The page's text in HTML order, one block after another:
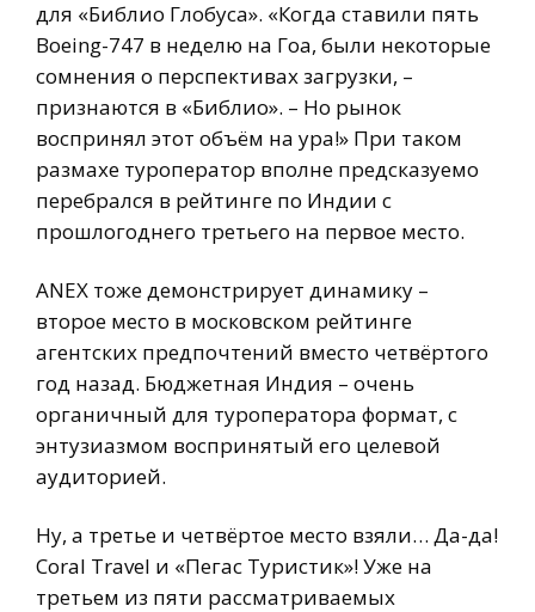
для «Библио Глобуса». «Когда ставили пять
Boeing-747 в неделю на Гоа, были некоторые
сомнения о перспективах загрузки, –
признаются в «Библио». – Но рынок
воспринял этот объём на ура!» При таком
размахе туроператор вполне предсказуемо
перебрался в рейтинге по Индии с
прошлогоднего третьего на первое место.
ANEX тоже демонстрирует динамику –
второе место в московском рейтинге
агентских предпочтений вместо четвёртого
год назад. Бюджетная Индия – очень
органичный для туроператора формат, с
энтузиазмом воспринятый его целевой
аудиторией.
Ну, а третье и четвёртое место взяли… Да-да!
Coral Travel и «Пегас Туристик»! Уже на
третьем из пяти рассматриваемых